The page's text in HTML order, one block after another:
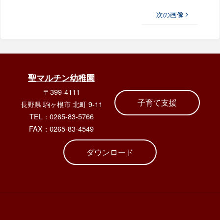
次の画像
聖マルチン幼稚園
〒399-4111
長野県 駒ヶ根市 北町 9-11
TEL：0265-83-5766
FAX：0265-83-4549
子育て支援
ダウンロード